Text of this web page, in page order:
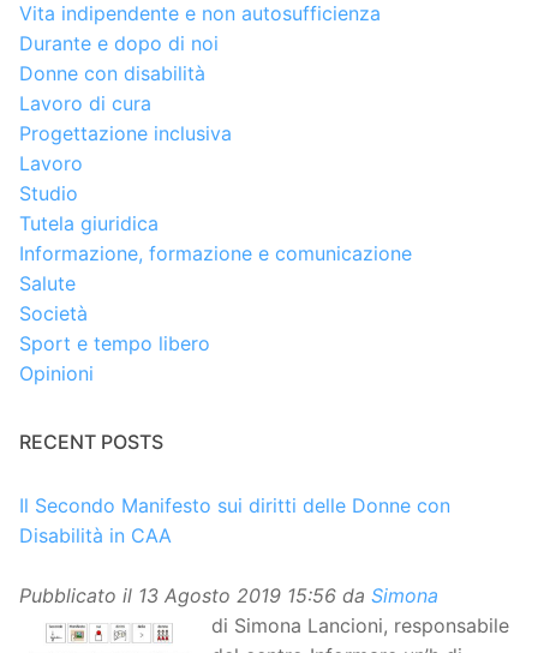
Vita indipendente e non autosufficienza
Durante e dopo di noi
Donne con disabilità
Lavoro di cura
Progettazione inclusiva
Lavoro
Studio
Tutela giuridica
Informazione, formazione e comunicazione
Salute
Società
Sport e tempo libero
Opinioni
RECENT POSTS
Il Secondo Manifesto sui diritti delle Donne con
Disabilità in CAA
Pubblicato il 13 Agosto 2019 15:56 da Simona
di Simona Lancioni, responsabile